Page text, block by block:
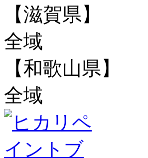
【滋賀県】
全域
【和歌山県】
全域